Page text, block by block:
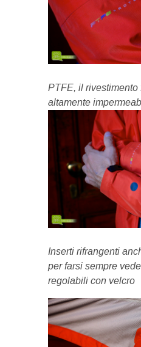
PTFE, il
altamente
Inserti rifrangenti
per farsi sempre
regolabili con velcro